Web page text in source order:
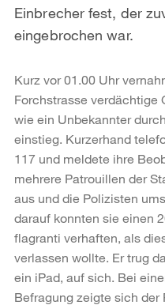
Einbrecher fest, der
eingebrochen war.
Kurz vor 01.00 Uhr
Forchstrasse verdächtige
wie ein Unbekannter
einstieg. Kurzerhand
117 und meldete ihre
mehrere Patrouillen der
aus und die Polizisten
darauf konnten sie einen
flagranti verhaften, als
verlassen wollte. Er trug
ein iPad, auf sich. Bei
Befragung zeigte sich der